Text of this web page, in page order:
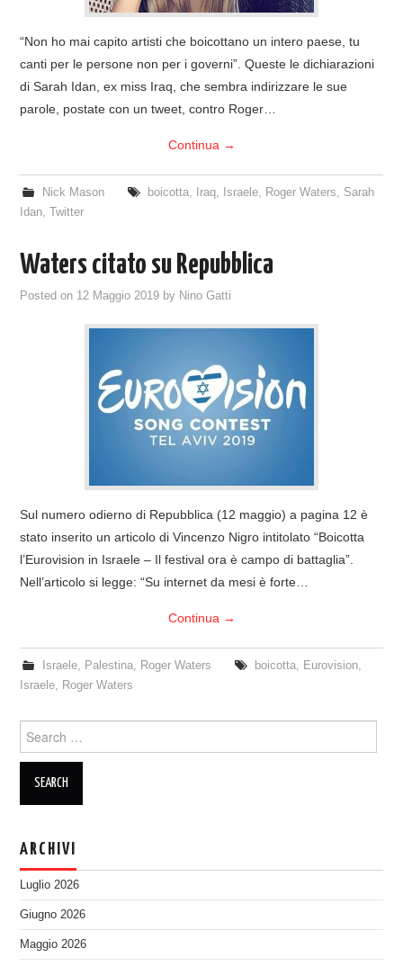
“Non ho mai capito artisti che boicottano un intero paese, tu
canti per le persone non per i governi”. Queste le dichiarazioni
di Sarah Idan, ex miss Iraq, che sembra indirizzare le sue
parole, postate con un tweet, contro Roger…
Continua →
Nick Mason boicotta, Iraq, Israele, Roger Waters, Sarah
Idan,Twitter
Waters citato su Repubblica
Posted on 12 Maggio 2019 by Nino Gatti
Sul numero odierno di Repubblica (12 maggio) a pagina 12 è
stato inserito un articolo di Vincenzo Nigro intitolato “Boicotta
l’Eurovision in Israele – Il festival ora è campo di battaglia”.
Nell’articolo si legge: “Su internet da mesi è forte…
Continua →
Israele, Palestina, Roger Waters boicotta, Eurovision,
Israele, Roger Waters
for:
ARCHIVI
Luglio 2026
Giugno 2026
Maggio 2026